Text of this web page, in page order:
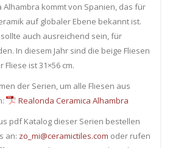
Alhambra kommt von Spanien, das für
auf globaler Ebene bekannt ist.
auch ausreichend sein, für
In diesem Jahr sind die beige Fliesen
ist 31×56 cm.
der Serien, um alle Fliesen ​​aus
Realonda Ceramica Alhambra
pdf Katalog dieser Serien bestellen
an: zo_mi@ceramictiles.com oder rufen